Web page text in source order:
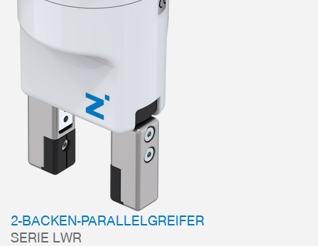
2-BACKEN-PARALLELGREIFER
SERIE LWR